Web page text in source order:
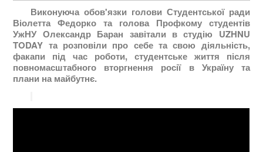
Виконуюча обов'язки голови Студентської ради
Віолетта Федорко та голова Профкому студентів
УжНУ Олександр Баран завітали в студію UZHNU
TODAY та розповіли про себе та свою діяльність,
факапи під час роботи, студентське життя після
повномасштабного вторгнення росії в Україну та
плани на майбутнє.